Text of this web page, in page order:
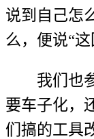
说到自己怎
么，便说“
我们也
要车子化，
们搞的工具